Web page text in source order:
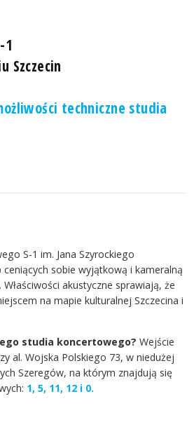
1
Szczecin
techniczne studia
S-1 im. Jana Szyrockiego
sobie wyjątkową i kameralną
akustyczne sprawiają, że
na mapie kulturalnej Szczecina i
studia koncertowego?Wejście
al. Wojska Polskiego 73, w niedużej
Szeregów, na którym znajdują się
1, 5, 11, 12 i 0.